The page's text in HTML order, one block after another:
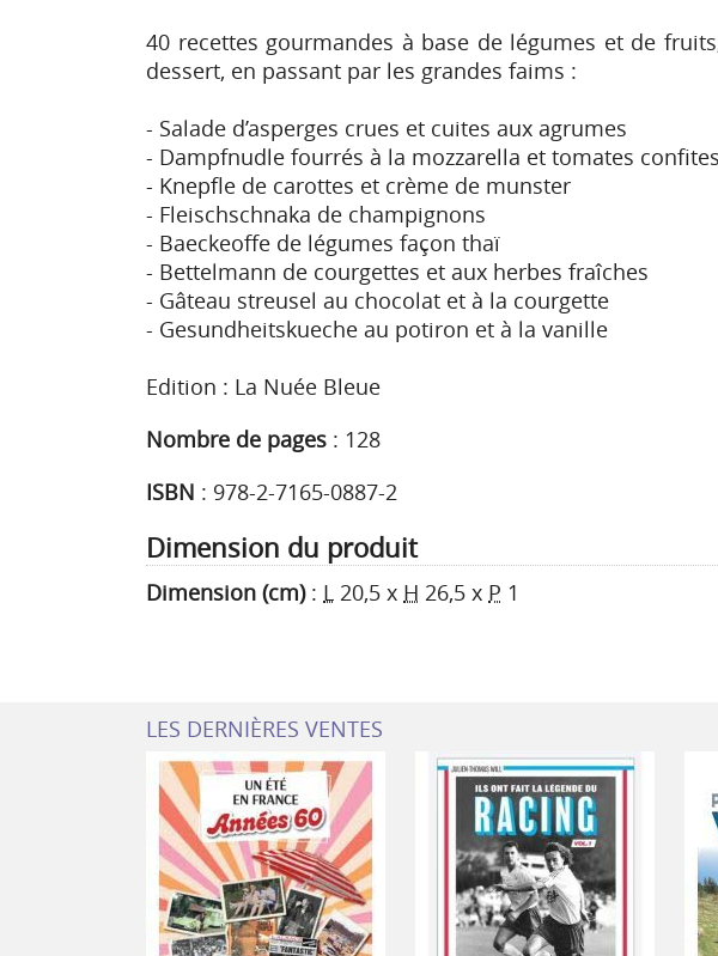
40 recettes gourmandes à base de légumes et de
dessert, en passant par les grandes faims :
- Salade d’asperges crues et cuites aux agrumes
- Dampfnudle fourrés à la mozzarella et tomates confites
- Knepfle de carottes et crème de munster
- Fleischschnaka de champignons
- Baeckeoffe de légumes façon thaï
- Bettelmann de courgettes et aux herbes fraîches
- Gâteau streusel au chocolat et à la courgette
- Gesundheitskueche au potiron et à la vanille
Edition : La Nuée Bleue
Nombre de pages : 128
ISBN : 978-2-7165-0887-2
Dimension du produit
Dimension (cm): L 20,5 x H 26,5 x P 1
LES DERNIÈRES VENTES